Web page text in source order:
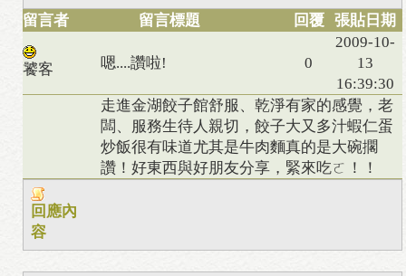
留言者 留言標題 回覆 張貼日期
饕客 嗯....讚啦! 0
2009-10-
13
16:39:30
走進金湖餃子館舒服、乾淨有家的感覺，老
闆、服務生待人親切，餃子大又多汁蝦仁蛋
炒飯很有味道尤其是牛肉麵真的是大碗擱
讚！好東西與好朋友分享，緊來吃ㄛ！！
回應內
容